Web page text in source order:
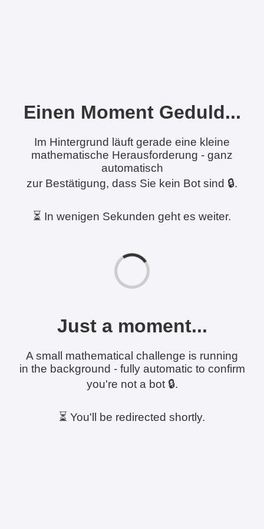
Einen Moment Geduld...
Im Hintergrund läuft gerade eine kleine
mathematische Herausforderung - ganz
automatisch
zur Bestätigung, dass Sie kein Bot sind 🔒.
⏳ In wenigen Sekunden geht es weiter.
Just a moment...
A small mathematical challenge is running
in the background - fully automatic to confirm
you're not a bot 🔒.
⏳ You'll be redirected shortly.